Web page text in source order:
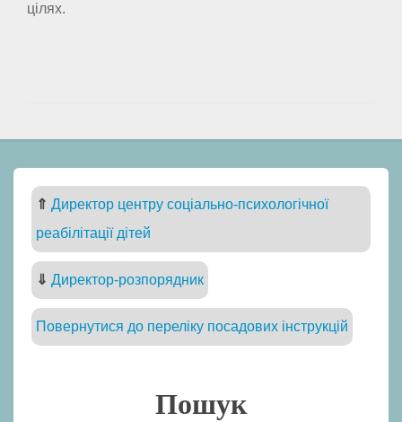
цілях.
⇑ Директор центру соціально-психологічної
реабілітації дітей
⇓ Директор-розпорядник
Повернутися до переліку посадових інструкцій
Пошук